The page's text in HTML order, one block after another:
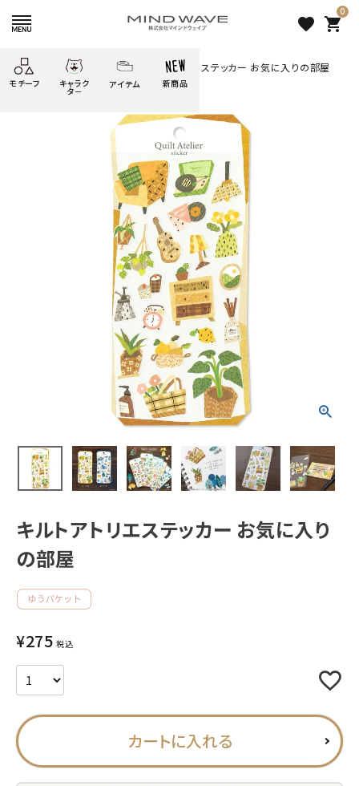
favorite
0
shopping_cart
モチーフ
どうぶつ
キャラク
タ－
ごろごろ
にゃんすけ
ぴよこ豆
うさぎの
ムーちゃん
だっとちゃん ばいばいべあ
ようこそ
かわうそ
ゆるあにまる
ツンダちゃん ウサコレフレンズ
一期一会 その他
アイテム
シール
ふせん
文具小物
雑貨
新商品
絞り込み検索
キルトアトリエステッカー お気
人気商品から探す
モチーフから探す
キャラクターから探す
ご利用ガイド
よくあるご質問
プライバシーポリシー
HOME すべての商品 キルトアトリエステッカー お気に入りの部屋
キルトアトリエステッカー お気に入り
の部屋
¥275 税込
カートに入れる